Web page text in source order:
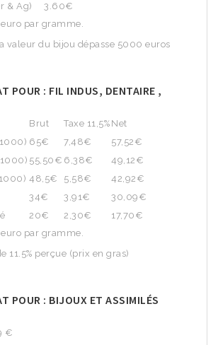
& Ag)
3.60€
par gramme.
valeur du bijou dépasse 5000 euros
POUR : FIL INDUS, DENTAIRE ,
Brut Taxe 11,5% Net
65€ 7,48€
57,52€
55,50€ 6,38€
49,12€
48,5€ 5,58€
42,92€
34€ 3,91€
30,09€
20€ 2,30€
17,70€
par gramme.
11.5% perçue (prix en gras)
POUR : BIJOUX ET ASSIMILÉS
€